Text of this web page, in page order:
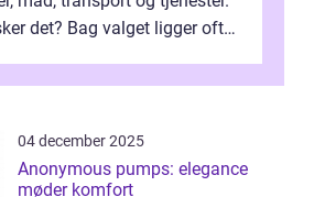
det? Bag valget ligger ofte
04 december 2025
Anonymous pumps: elegance
møder komfort